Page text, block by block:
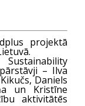
projektā
– Ilva
Daniels
un Kristīne
aktivitātēs